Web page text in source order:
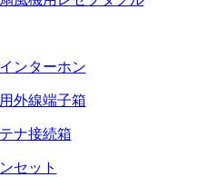
ンターホン
外線端子箱
ナ接続箱
セット